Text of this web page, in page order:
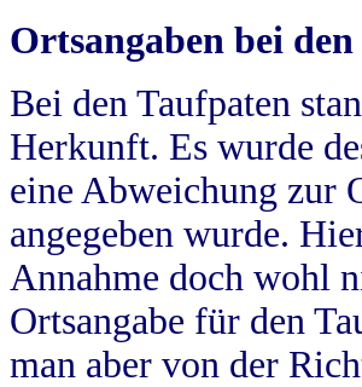
Ortsangaben bei
Bei den Taufpaten
Herkunft. Es wurde
eine Abweichung zur
angegeben wurde.
Annahme doch wohl
Ortsangabe für den
man aber von der